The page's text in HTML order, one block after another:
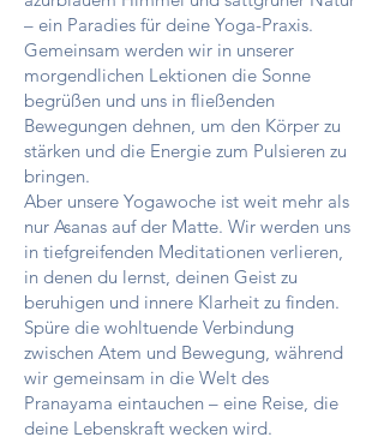
– ein Paradies für deine Yoga-Praxis.
Gemeinsam werden wir in unserer
morgendlichen Lektionen die Sonne
begrüßen und uns in fließenden
Bewegungen dehnen, um den Körper zu
stärken und die Energie zum Pulsieren zu
bringen.
Aber unsere Yogawoche ist weit mehr als
nur Asanas auf der Matte. Wir werden uns
in tiefgreifenden Meditationen verlieren,
in denen du lernst, deinen Geist zu
beruhigen und innere Klarheit zu finden.
Spüre die wohltuende Verbindung
zwischen Atem und Bewegung, während
wir gemeinsam in die Welt des
Pranayama eintauchen – eine Reise, die
deine Lebenskraft wecken wird.